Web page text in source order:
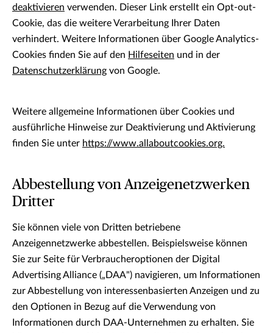
deaktivieren verwenden. Dieser Link erstellt ein Opt-out-
Cookie, das die weitere Verarbeitung Ihrer Daten
verhindert. Weitere Informationen über Google Analytics-
Cookies finden Sie auf den Hilfeseiten und in der
Datenschutzerklärung von Google.
Weitere allgemeine Informationen über Cookies und
ausführliche Hinweise zur Deaktivierung und Aktivierung
finden Sie unter https://www.allaboutcookies.org.
Abbestellung von Anzeigenetzwerken
Dritter
Sie können viele von Dritten betriebene
Anzeigennetzwerke abbestellen. Beispielsweise können
Sie zur Seite für Verbraucheroptionen der Digital
Advertising Alliance („DAA") navigieren, um Informationen
zur Abbestellung von interessenbasierten Anzeigen und zu
den Optionen in Bezug auf die Verwendung von
Informationen durch DAA-Unternehmen zu erhalten. Sie